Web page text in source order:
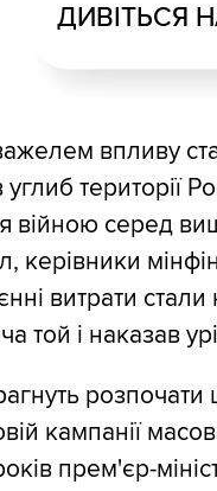
ДИВІТЬСЯ
впливу
углиб території
війною серед
керівники
витрати
той і наказав
розпочати
кампанії
прем'єр-